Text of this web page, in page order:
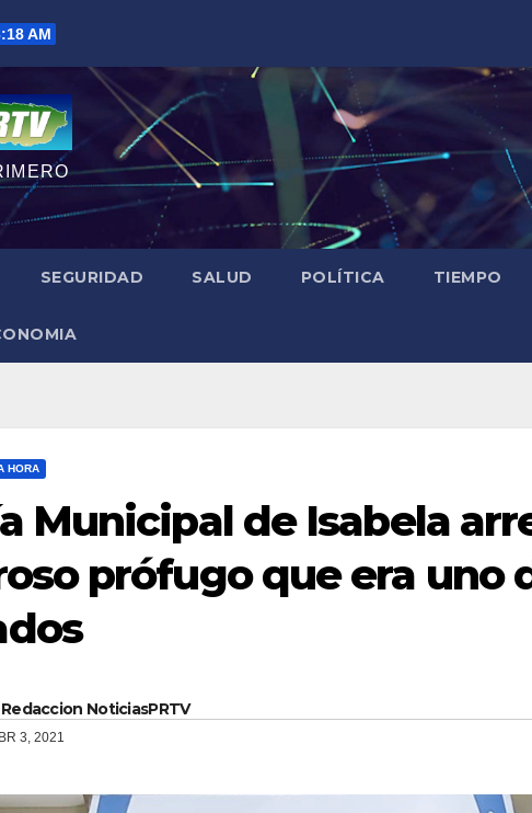
AM
SEGURIDAD SALUD POLÍTICA TIEMPO
HORA
Municipal de Isabela
prófugo que era uno
Redaccion NoticiasPRTV
3, 2021